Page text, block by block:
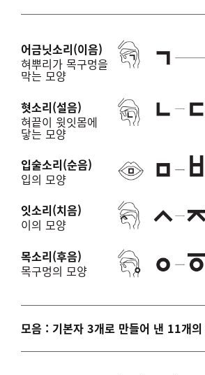
어금닛소리(이음)
혀뿌리가 목구멍을
막는 모양
혓소리(설음)
혀끝이 윗잇몸에
닿는 모양
입술소리(순음)
입의 모양
잇소리(치음)
이의 모양
목소리(후음)
목구멍의 모양
모음 : 기본자 3개로 만들어 낸 11개